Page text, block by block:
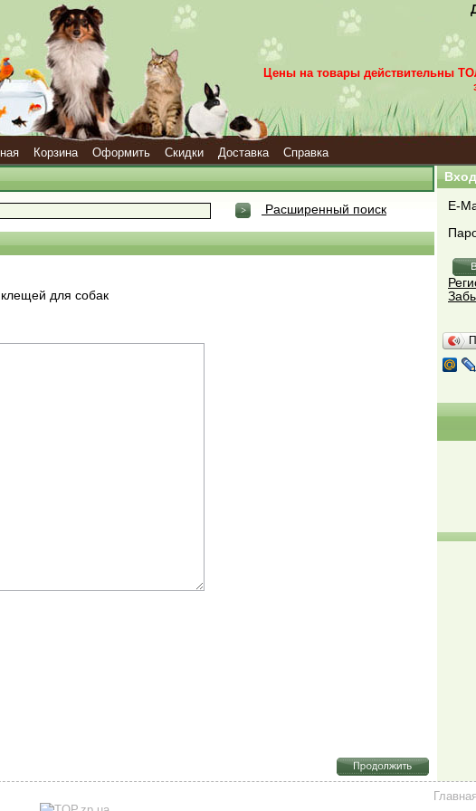
Цены на товары действительны
Корзина Оформить Скидки Доставка Справка
Расширенный поиск
для собак
Вход
E-
Главная